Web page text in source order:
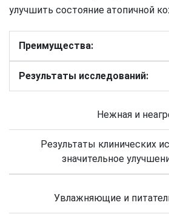
улучшить состояние атопичной
Преимущества:
Результаты исследований:
Нежная и
Результаты клинических
значительное
Увлажняющие и